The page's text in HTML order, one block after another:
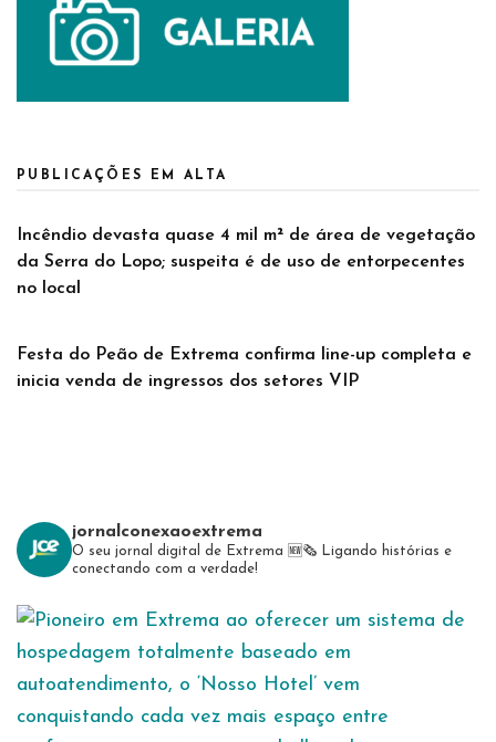
PUBLICAÇÕES EM ALTA
Incêndio devasta quase 4 mil m² de área de vegetação
da Serra do Lopo; suspeita é de uso de entorpecentes
no local
Festa do Peão de Extrema confirma line-up completa e
inicia venda de ingressos dos setores VIP
jornalconexaoextrema
O seu jornal digital de Extrema 🆕️🗞 Ligando histórias e
conectando com a verdade!